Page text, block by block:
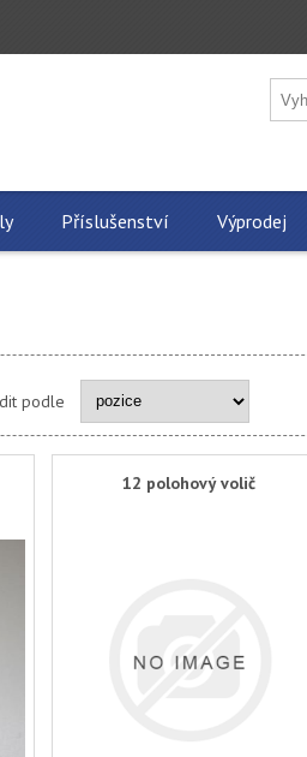
Příslušenství Výprodej
podle
12 polohový volič